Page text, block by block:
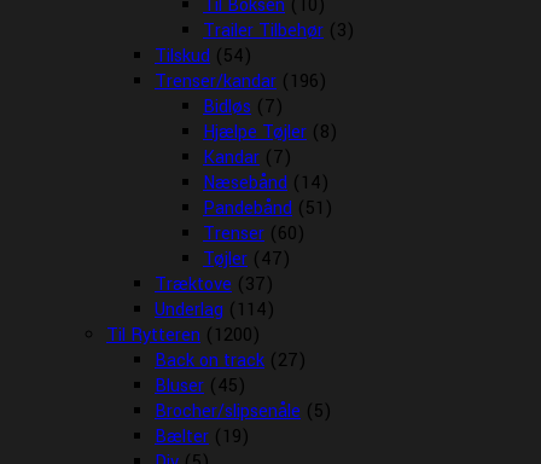
Til Boksen (10)
Trailer Tilbehør (3)
Tilskud (54)
Trenser/kandar (196)
Bidløs (7)
Hjælpe Tøjler (8)
Kandar (7)
Næsebånd (14)
Pandebånd (51)
Trenser (60)
Tøjler (47)
Træktove (37)
Underlag (114)
Til Rytteren (1200)
Back on track (27)
Bluser (45)
Brocher/slipsenåle (5)
Bælter (19)